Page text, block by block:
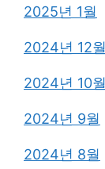
2025년 1월
2024년 12월
2024년 10월
2024년 9월
2024년 8월